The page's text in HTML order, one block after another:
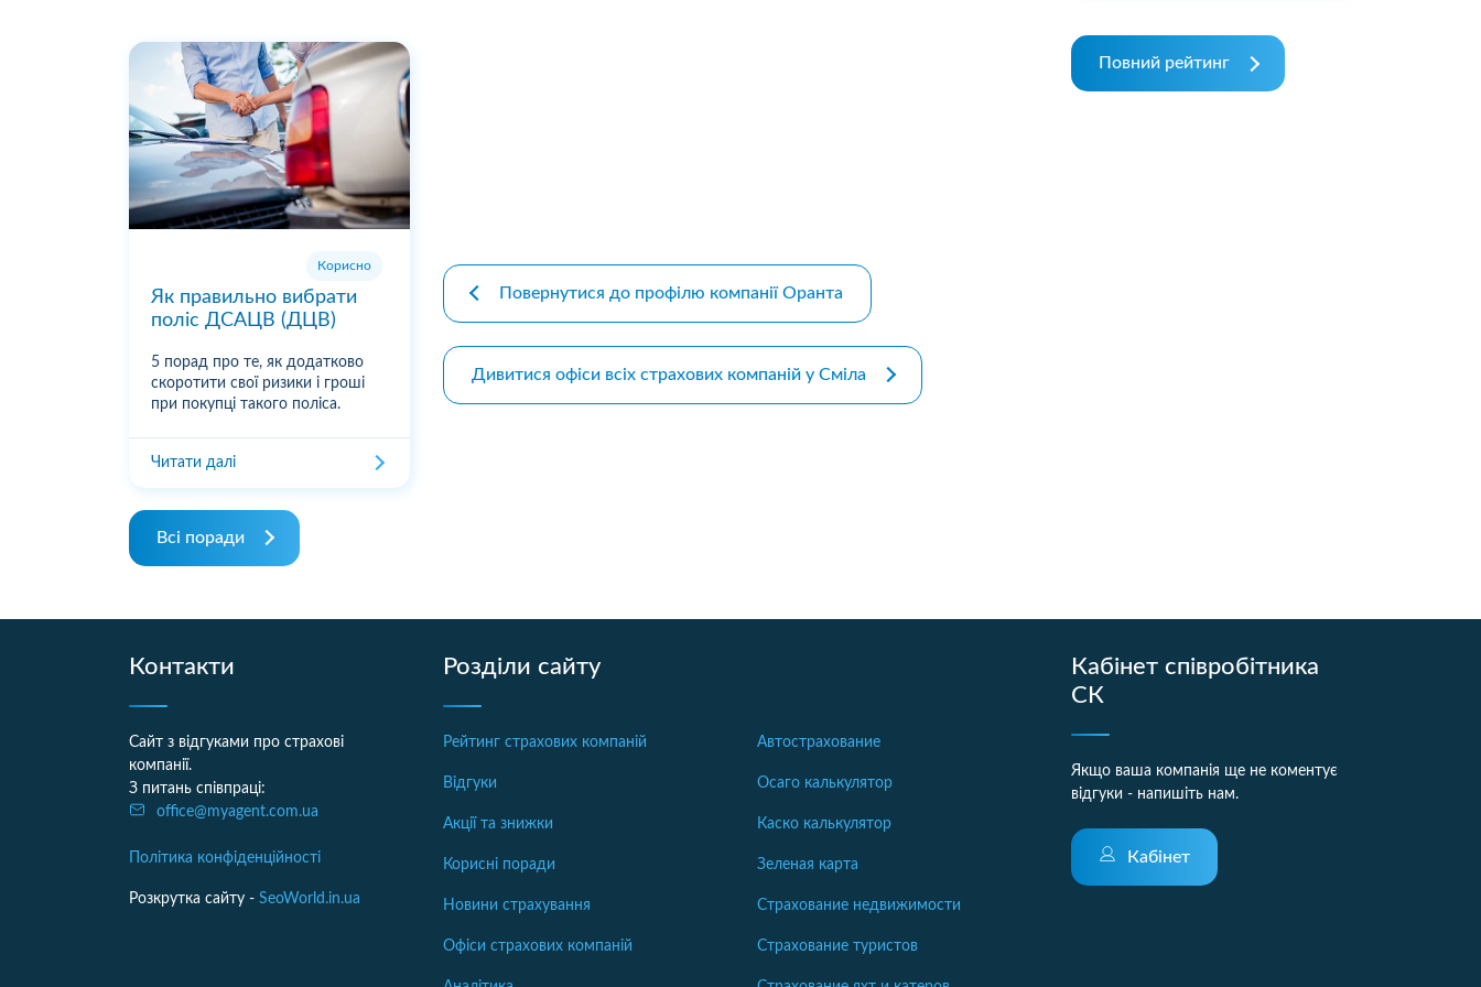
Корисно
Як правильно вибрати
поліс ДСАЦВ (ДЦВ)
5 порад про те, як додатково
скоротити свої ризики і гроші
при покупці такого поліса.
Читати далі
Всі поради
Повернутися до профілю компанії Оранта
Дивитися офіси всіх страхових компаній у Сміла
Повний рейтинг
Контакти
Сайт з відгуками про страхові
компанії.
З питань співпраці:
office@myagent.com.ua
Політика конфіденційності
Розкрутка сайту - SeoWorld.in.ua
Розділи сайту
Рейтинг страхових компаній
Відгуки
Акції та знижки
Корисні поради
Новини страхування
Офіси страхових компаній
Автострахование
Осаго калькулятор
Каско калькулятор
Зеленая карта
Страхование недвижимости
Страхование туристов
Кабінет співробітника
СК
Якщо ваша компанія ще не коментує
відгуки - напишіть нам.
Кабінет